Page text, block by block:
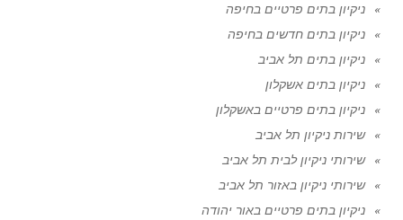
ניקיון בתים פרטיים בחיפה
ניקיון בתים חדשים בחיפה
ניקיון בתים תל אביב
ניקיון בתים אשקלון
ניקיון בתים פרטיים באשקלון
שירות ניקיון תל אביב
שירותי ניקיון לבית תל אביב
שירותי ניקיון באזור תל אביב
ניקיון בתים פרטיים באור יהודה